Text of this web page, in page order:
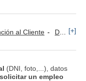
al Cliente Dependientes [+]
(DNI, foto,...), datos
un empleo